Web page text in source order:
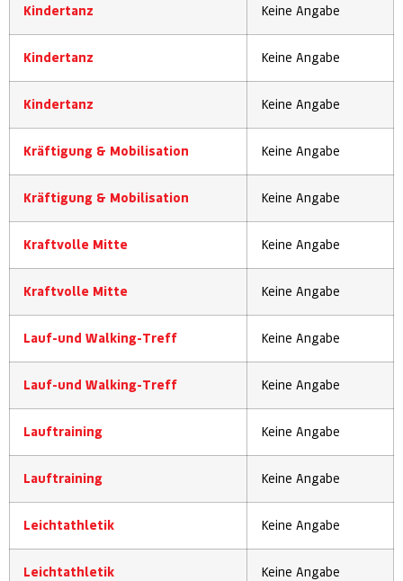
Kindertanz Keine Angabe
Kindertanz Keine Angabe
Kindertanz Keine Angabe
Kräftigung & Mobilisation Keine Angabe
Kräftigung & Mobilisation Keine Angabe
Kraftvolle Mitte Keine Angabe
Kraftvolle Mitte Keine Angabe
Lauf-und Walking-Treff Keine Angabe
Lauf-und Walking-Treff Keine Angabe
Lauftraining Keine Angabe
Lauftraining Keine Angabe
Leichtathletik Keine Angabe
Leichtathletik Keine Angabe